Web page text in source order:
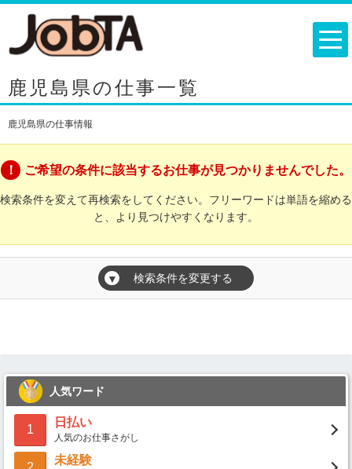
鹿児島県の仕事一覧
鹿児島県の仕事情報
ご希望の条件に該当するお仕事が見つかりませんでした。
検索条件を変えて再検索をしてください。フリーワードは単語を縮める
と、より見つけやすくなります。
▼ 検索条件を変更する
人気ワード
1
日払い
人気のお仕事さがし
未経験